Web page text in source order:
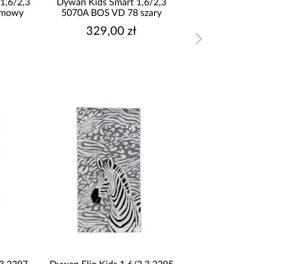
1,6/2,3
Dywan Kids Smart 1,6/2,3
5070A BOS VD 78 szary
329,00 zł